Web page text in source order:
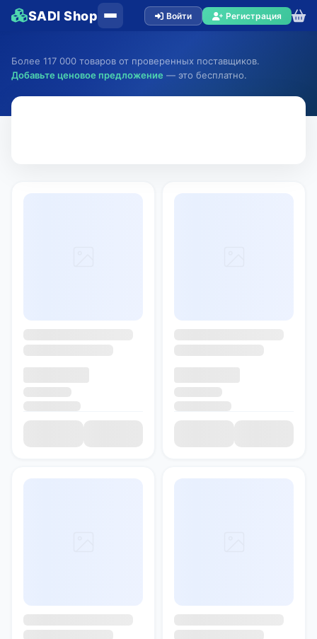
SADI Shop Войти Регистрация
Более 117 000 товаров от проверенных поставщиков.
Добавьте ценовое предложение — это бесплатно.